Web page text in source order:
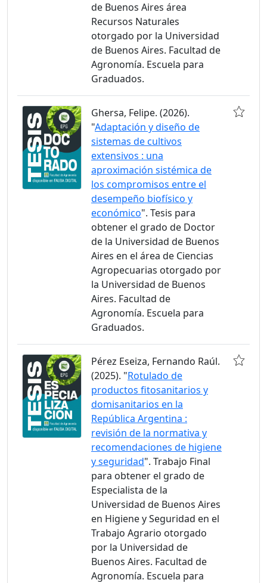
de Buenos Aires área
Recursos Naturales
otorgado por la Universidad
de Buenos Aires. Facultad de
Agronomía. Escuela para
Graduados.
Ghersa, Felipe. (2026).
"Adaptación y diseño de
sistemas de cultivos
extensivos : una
aproximación sistémica de
los compromisos entre el
desempeño biofísico y
económico". Tesis para
obtener el grado de Doctor
de la Universidad de Buenos
Aires en el área de Ciencias
Agropecuarias otorgado por
la Universidad de Buenos
Aires. Facultad de
Agronomía. Escuela para
Graduados.
Pérez Eseiza, Fernando Raúl.
(2025). "Rotulado de
productos fitosanitarios y
domisanitarios en la
República Argentina :
revisión de la normativa y
recomendaciones de higiene
y seguridad". Trabajo Final
para obtener el grado de
Especialista de la
Universidad de Buenos Aires
en Higiene y Seguridad en el
Trabajo Agrario otorgado
por la Universidad de
Buenos Aires. Facultad de
Agronomía. Escuela para